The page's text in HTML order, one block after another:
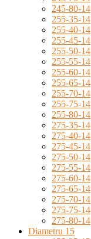
245-80-14
255-35-14
255-40-14
255-45-14
255-50-14
255-55-14
255-60-14
255-65-14
255-70-14
255-75-14
255-80-14
275-35-14
275-40-14
275-45-14
275-50-14
275-55-14
275-60-14
275-65-14
275-70-14
275-75-14
275-80-14
Diametru 15